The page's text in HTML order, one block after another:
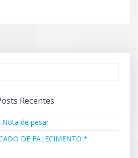
Recentes
Nota de pesar
DE FALECIMENTO *